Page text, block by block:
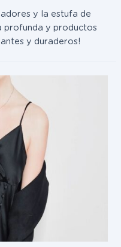
y la estufa de
profunda y productos
y duraderos!